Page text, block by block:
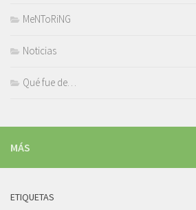
MeNToRiNG
Noticias
Qué fue de…
MÁS
ETIQUETAS